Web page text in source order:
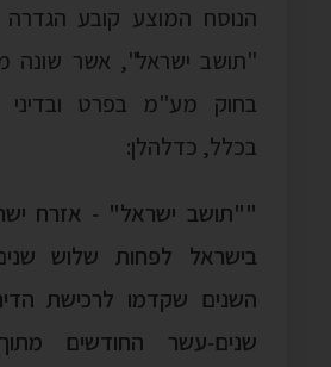
הנוסח המוצע קובע הגדרה
"תושב ישראל", אשר שונה
בחוק מע"מ בפרט
בכלל, כדלהלן:
""תושב ישראל" ‑ אזרח
בישראל לפחות שלוש
השנים שקדמו לרכישת
שנים‑עשר החודשים